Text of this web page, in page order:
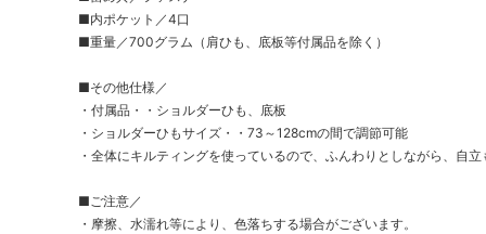
■内ポケット／4口
■重量／700グラム（肩ひも、底板等付属品を除く）
■その他仕様／
・付属品・・ショルダーひも、底板
・ショルダーひもサイズ・・73～128cmの間で調節可能
・全体にキルティングを使っているので、ふんわりとしながら、自立
■ご注意／
・摩擦、水濡れ等により、色落ちする場合がございます。